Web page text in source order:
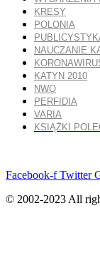
KRESY
POLONIA
NAUCZANIE
KATYN 2010
NWO
PERFIDIA
VARIA
KSIĄŻKI
Facebook-f Twitter
© 2002-2023 All